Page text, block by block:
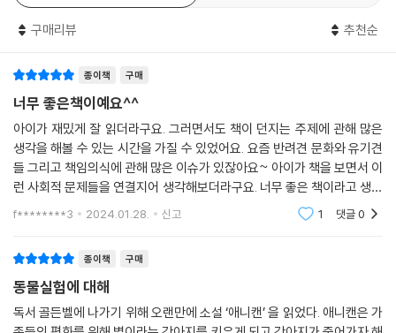
구매리뷰 추천순
종이책 구매
너무 좋은책이예요^^
아이가 재밌게 잘 읽더라구요. 그러면서도 책이 던지는 주제에 관해 많은
생각을 해볼 수 있는 시간을 가질 수 있었어요. 요즘 반려견 문화와 유기견
들 그리고 책임의식에 관해 많은 이슈가 있잖아요~ 아이가 책을 보면서 이
런 사회적 문제들을 연결지어 생각해보더라구요. 너무 좋은 책이라고 생각
합니다. 책을 읽고서 저와 한참을 이 주제에 관해 이야기를 나누어보았습
f********3 2024.01.28. 신고 1 댓글0
종이책 구매
동물실험에 대해
독서 골든벨에 나가기 위해 오랜만에 소설 ‘애니캔’ 을 읽었다. 애니캔은 가